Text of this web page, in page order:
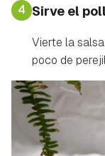
4 Sirve el
Vierte la
poco de